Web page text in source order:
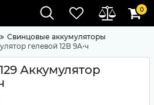
0
Свинцовые аккумуляторы
гелевой 12В 9А•ч
Аккумулятор